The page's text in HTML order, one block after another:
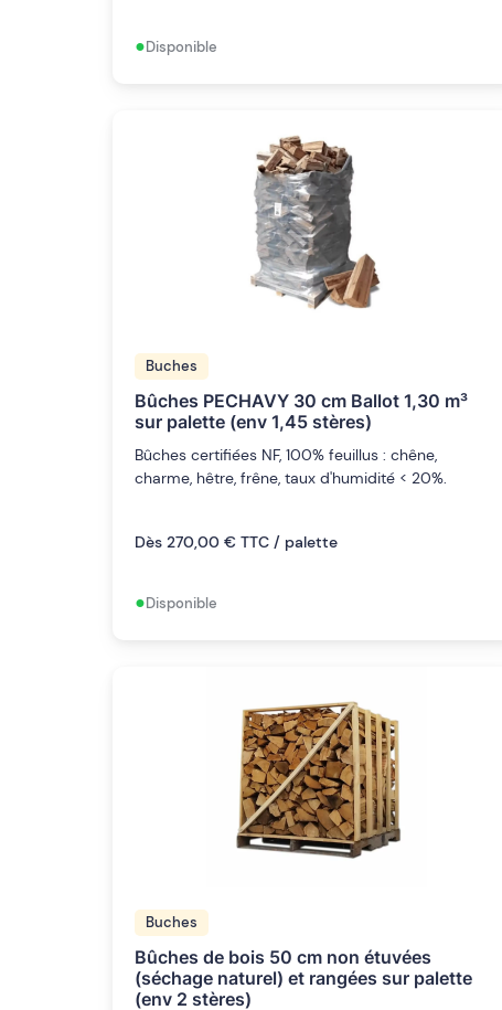
•Disponible
Buches
Bûches PECHAVY 30 cm Ballot 1,30 m³
sur palette (env 1,45 stères)
Bûches certifiées NF, 100% feuillus : chêne,
charme, hêtre, frêne, taux d'humidité < 20%.
Dès 270,00 € TTC / palette
•Disponible
Buches
Bûches de bois 50 cm non étuvées
(séchage naturel) et rangées sur palette
(env 2 stères)